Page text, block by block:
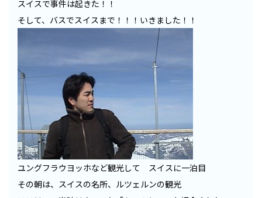
スイスで事件は起きた！！
そして、バスでスイスまで！！！いきました！！
ユングフラウヨッホなど観光して スイスに一泊目
その朝は、スイスの名所、ルツェルンの観光